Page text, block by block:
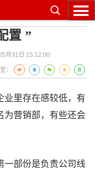
置 ”
月31日 15:12:00
：
业里存在感较低，有
为营销部，有些还会
一部份是负责公司线